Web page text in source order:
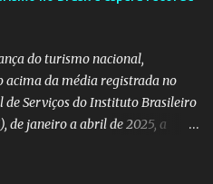
estreia de Manoela no
obra já está em sua terceira
em vendas na categoria
do turismo nacional,
acima da média registrada no
de Serviços do Instituto Brasileiro
de janeiro a abril de 2025, a